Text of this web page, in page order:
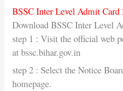
BSSC Inter Level Admit Card
Download BSSC Inter Level
step 1 : Visit the official web
at bssc.bihar.gov.in
step 2 : Select the Notice
homepage.